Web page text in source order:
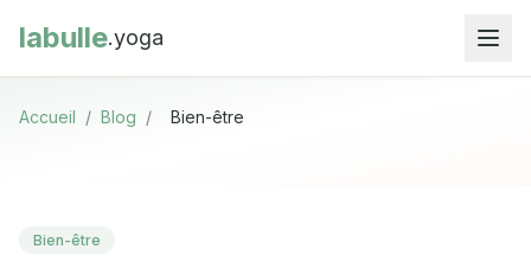
labulle.yoga
Accueil / Blog / Bien-être
Bien-être